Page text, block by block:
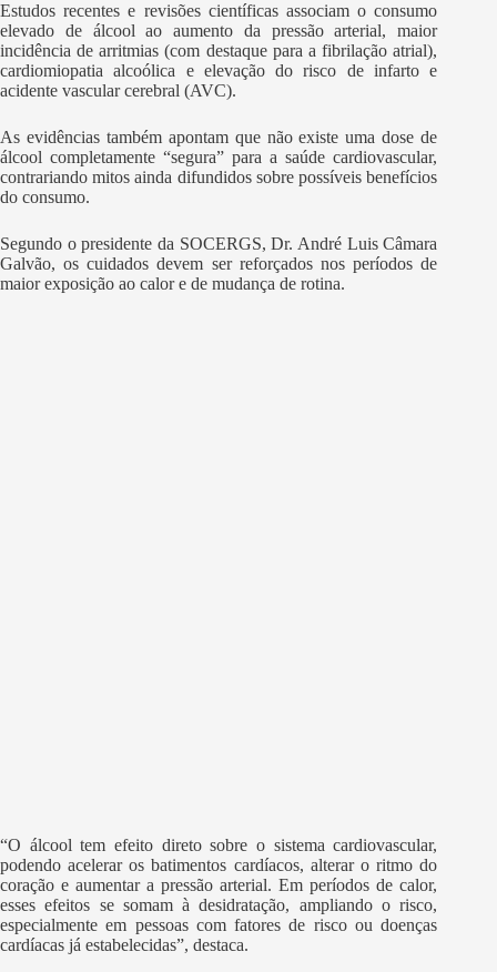
Estudos recentes e revisões científicas associam o consumo
elevado de álcool ao aumento da pressão arterial, maior
incidência de arritmias (com destaque para a fibrilação atrial),
cardiomiopatia alcoólica e elevação do risco de infarto e
acidente vascular cerebral (AVC).
As evidências também apontam que não existe uma dose de
álcool completamente “segura” para a saúde cardiovascular,
contrariando mitos ainda difundidos sobre possíveis benefícios
do consumo.
Segundo o presidente da SOCERGS, Dr. André Luis Câmara
Galvão, os cuidados devem ser reforçados nos períodos de
maior exposição ao calor e de mudança de rotina.
“O álcool tem efeito direto sobre o sistema cardiovascular,
podendo acelerar os batimentos cardíacos, alterar o ritmo do
coração e aumentar a pressão arterial. Em períodos de calor,
esses efeitos se somam à desidratação, ampliando o risco,
especialmente em pessoas com fatores de risco ou doenças
cardíacas já estabelecidas”, destaca.